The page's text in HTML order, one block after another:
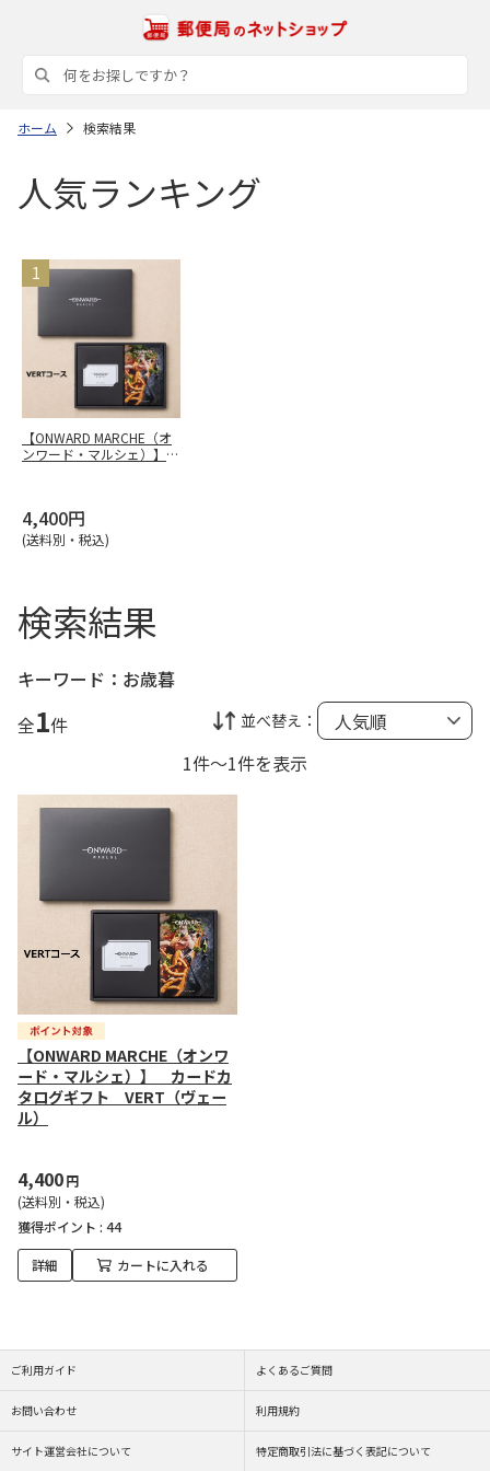
ホーム 検索結果
人気ランキング
【ONWARD MARCHE（オ
ンワード・マルシェ）】
4,400円
(送料別・税込)
検索結果
キーワード： お歳暮
全1件 並べ替え：
1件～1件を表示
【ONWARD MARCHE（オンワ
ード・マルシェ）】 カードカ
タログギフト VERT（ヴェー
ル）
4,400円
(送料別・税込)
獲得ポイント : 44
詳細 カートに入れる
ご利用ガイド よくあるご質問
お問い合わせ 利用規約
サイト運営会社について 特定商取引法に基づく表記について